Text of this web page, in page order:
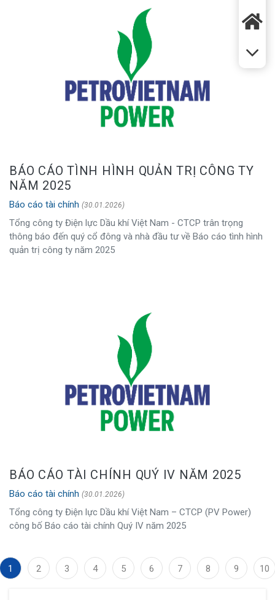
BÁO CÁO TÌNH HÌNH QUẢN TRỊ CÔNG TY
NĂM 2025
Báo cáo tài chính (30.01.2026)
Tổng công ty Điện lực Dầu khí Việt Nam - CTCP trân trọng
thông báo đến quý cổ đông và nhà đầu tư về Báo cáo tình hình
quản trị công ty năm 2025
BÁO CÁO TÀI CHÍNH QUÝ IV NĂM 2025
Báo cáo tài chính (30.01.2026)
Tổng công ty Điện lực Dầu khí Việt Nam – CTCP (PV Power)
công bố Báo cáo tài chính Quý IV năm 2025
1 2 3 4 5 6 7 8 9 10